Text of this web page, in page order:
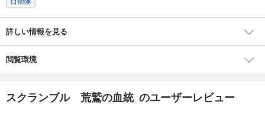
詳しい情報を見る
閲覧環境
スクランブル 荒鷲の血統 のユーザーレビュー